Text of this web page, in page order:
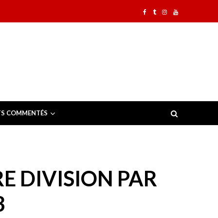
COMMENTÉS
DIVISION PAR